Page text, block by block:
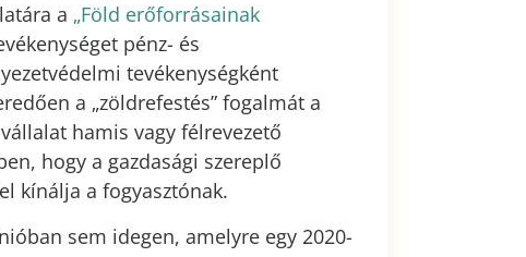
a „Föld erőforrásainak
pénz- és
tevékenységként
a „zöldrefestés” fogalmát a
hamis vagy félrevezető
hogy a gazdasági szereplő
kínálja a fogyasztónak.
sem idegen, amelyre egy 2020-